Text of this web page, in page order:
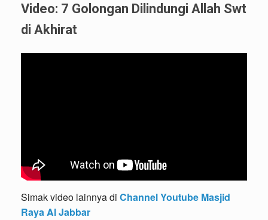
Video: 7 Golongan Dilindungi Allah Swt
di Akhirat
Simak video lainnya di Channel Youtube Masjid
Raya Al Jabbar